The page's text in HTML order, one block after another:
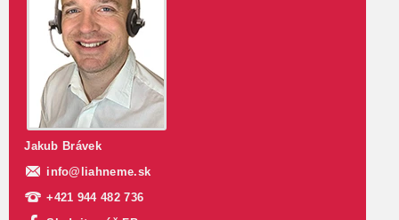
Jakub Brávek
info@ liahneme.sk
+421 944 482 736